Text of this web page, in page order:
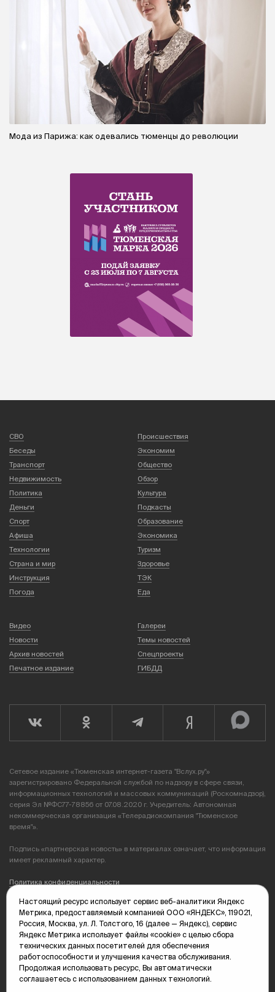
Мода из Парижа: как одевались тюменцы до революции
СВО
Происшествия
Беседы
Экономим
Транспорт
Общество
Недвижимость
Обзор
Политика
Культура
Деньги
Подкасты
Спорт
Образование
Афиша
Экономика
Технологии
Туризм
Страна и мир
Здоровье
Инструкция
ТЭК
Погода
Еда
Видео
Галереи
Новости
Темы новостей
Архив новостей
Спецпроекты
Печатное издание
ГИБДД
Сетевое издание «Тюменская интернет-газета "Вслух.ру"»
зарегистрировано Федеральной службой по надзору в сфере связи,
информационных технологий и массовых коммуникаций (Роскомнадзор),
серия Эл №ФС77-78856 от 07.08.2020 г. Учредитель: Автономная
некоммерческая организация «Телерадиокомпания "Тюменское
время"».
Подпись «партнерская новость» в материалах означает, что информация
имеет рекламный характер.
Политика конфиденциальности
Редакция: 625035, Тюмень, пр. Геологоразведчиков, 28А
(3452) 68-89-05
edit@vsluh.ru
Главный редактор: Панкина Т.Ю.
kika@vsluh.ru
По вопросам рекламы:
Настоящий ресурс использует сервис веб-аналитики Яндекс
Метрика, предоставляемый компанией ООО «ЯНДЕКС», 119021,
Россия, Москва, ул. Л. Толстого, 16 (далее — Яндекс), сервис
Яндекс Метрика использует файлы «cookie» с целью сбора
технических данных посетителей для обеспечения
работоспособности и улучшения качества обслуживания.
Продолжая использовать ресурс, Вы автоматически
соглашаетесь с использованием данных технологий.